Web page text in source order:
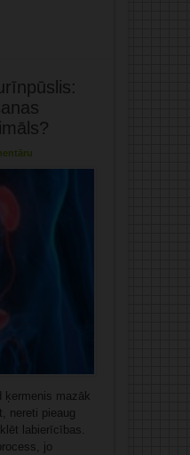
ķermenis mazāk
nereti pieaug
labierīcības.
jo